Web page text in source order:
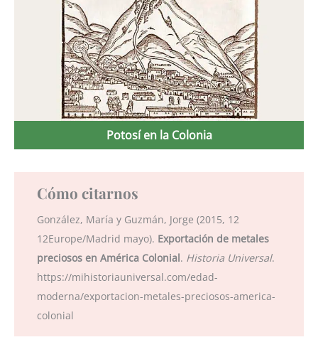
Potosí en la Colonia
Cómo citarnos
González, María y Guzmán, Jorge (2015, 12
12Europe/Madrid mayo). Exportación de metales
preciosos en América Colonial. Historia Universal.
https://mihistoriauniversal.com/edad-
moderna/exportacion-metales-preciosos-america-
colonial